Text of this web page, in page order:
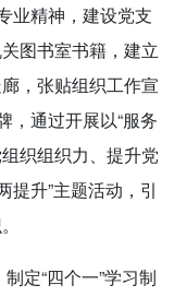
业精神，建设党支
图书室书籍，建立
，张贴组织工作宣
，通过开展以“服务
织组织力、提升党
提升”主题活动，引
制定“四个一”学习制